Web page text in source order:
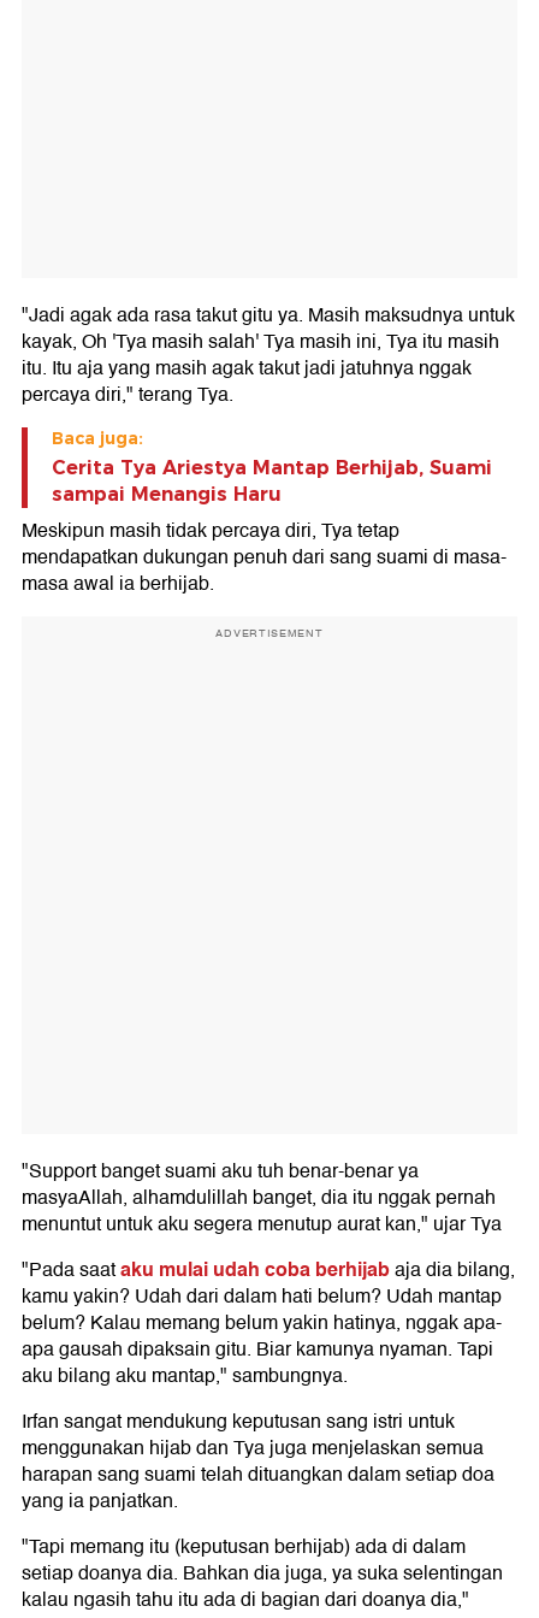
"Jadi agak ada rasa takut gitu ya. Masih maksudnya untuk
kayak, Oh 'Tya masih salah' Tya masih ini, Tya itu masih
itu. Itu aja yang masih agak takut jadi jatuhnya nggak
percaya diri," terang Tya.
Baca juga:
Cerita Tya Ariestya Mantap Berhijab, Suami
sampai Menangis Haru
Meskipun masih tidak percaya diri, Tya tetap
mendapatkan dukungan penuh dari sang suami di masa-
masa awal ia berhijab.
ADVERTISEMENT
"Support banget suami aku tuh benar-benar ya
masyaAllah, alhamdulillah banget, dia itu nggak pernah
menuntut untuk aku segera menutup aurat kan," ujar Tya
"Pada saataku mulai udah coba berhijabaja dia bilang,
kamu yakin? Udah dari dalam hati belum? Udah mantap
belum? Kalau memang belum yakin hatinya, nggak apa-
apa gausah dipaksain gitu. Biar kamunya nyaman. Tapi
aku bilang aku mantap," sambungnya.
Irfan sangat mendukung keputusan sang istri untuk
menggunakan hijab dan Tya juga menjelaskan semua
harapan sang suami telah dituangkan dalam setiap doa
yang ia panjatkan.
"Tapi memang itu (keputusan berhijab) ada di dalam
setiap doanya dia. Bahkan dia juga, ya suka selentingan
kalau ngasih tahu itu ada di bagian dari doanya dia,"